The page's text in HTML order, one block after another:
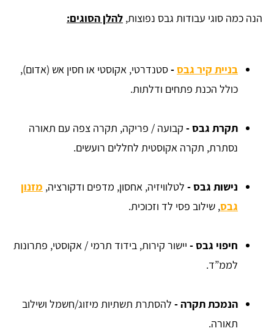
הנה כמה סוגי עבודות גבס נפוצות, להלן הסוגים:
בניית קיר גבס-סטנדרטי, אקוסטי או חסין אש (אדום),
כולל הכנת פתחים ודלתות.
תקרת גבס- קבועה / פריקה, תקרה צפה עם תאורה
נסתרת, תקרה אקוסטית לחללים רועשים.
נישות גבס- לטלוויזיה, אחסון, מדפים ודקורציה, מזנון
גבס, שילוב פסי לד וזכוכית.
חיפוי גבס- יישור קירות, בידוד תרמי / אקוסטי, פתרונות
לממ”ד.
הנמכת תקרה- להסתרת תשתיות מיזוג/חשמל ושילוב
תאורה.